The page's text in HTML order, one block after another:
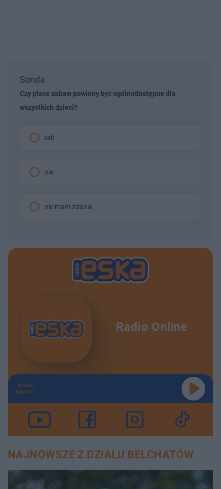
Sonda
Czy place zabaw powinny być ogólnodostępne dla
wszystkich dzieci?
tak
nie
nie mam zdania
Radio Online
TERAZ
GRAMY
NAJNOWSZE Z DZIAŁU BEŁCHATÓW